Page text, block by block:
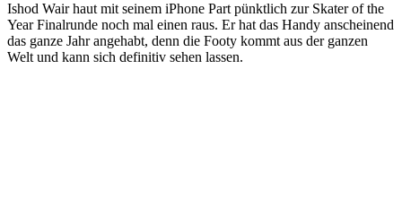
Ishod Wair haut mit seinem iPhone Part pünktlich zur Skater of the
Year Finalrunde noch mal einen raus. Er hat das Handy anscheinend
das ganze Jahr angehabt, denn die Footy kommt aus der ganzen
Welt und kann sich definitiv sehen lassen.